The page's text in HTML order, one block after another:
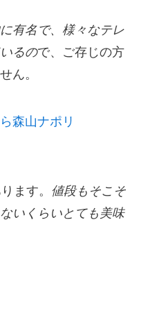
有名で、様々なテレ
るので、ご存じの方
ん。
森山ナポリ
ます。 値段もそこそ
いくらいとても美味